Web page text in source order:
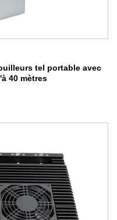
tel portable avec
40 mètres